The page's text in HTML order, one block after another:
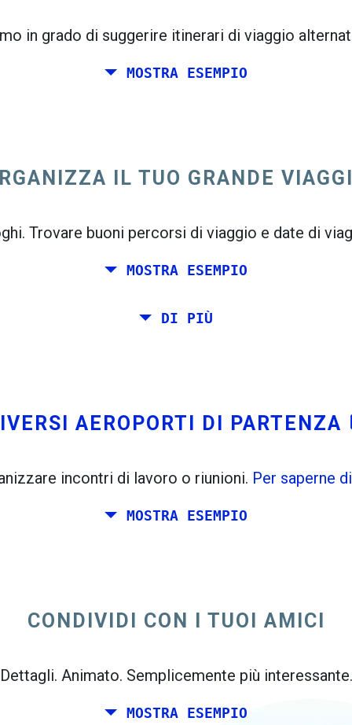
o
in grado di suggerire itinerari di viaggio
MOSTRA ESEMPIO
IL TUO GRANDE
Trovare buoni percorsi di viaggio e date di
MOSTRA ESEMPIO
​​Stoccolma, Praga e Atene.
DI PIÙ
AEROPORTI DI PARTENZA
incontri di lavoro o riunioni. Per saperne
MOSTRA ESEMPIO
CONDIVIDI CON I TUOI AMICI
Dettagli. Animato. Semplicemente più interessante.
MOSTRA ESEMPIO